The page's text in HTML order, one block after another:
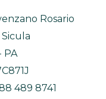
Rosario
PA
489 8741